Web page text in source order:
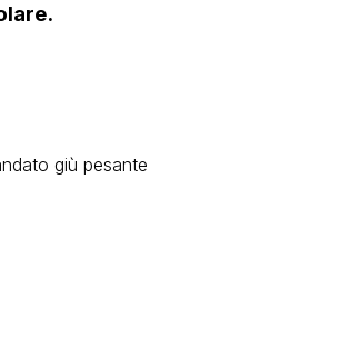
giù pesante